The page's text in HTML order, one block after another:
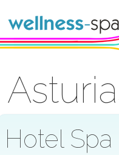
Acceder
Hotel